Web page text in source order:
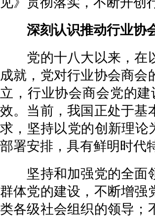
深刻认识推动行业协
党的十八大以来，在以
成就，党对行业协会商会
立，行业协会商会党的
效。当前，我国正处于基
求，坚持以党的创新理论
部署安排，具有鲜明时代
坚持和加强党的全面领
群体党的建设，不断增强
类各级社会组织的领导；